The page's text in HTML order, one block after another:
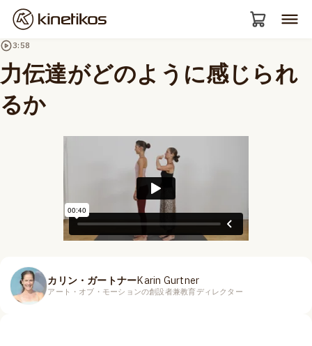
3:58
力伝達がどのように感じられ
るか
カリン・ガートナーKarin Gurtner
アート・オブ・モーションの創設者兼教育ディレクター